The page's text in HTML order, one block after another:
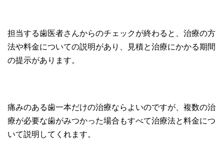
担当する歯医者さんからのチェックが終わると、治療の方
法や料金についての説明があり、見積と治療にかかる期間
の提示があります。
痛みのある歯一本だけの治療ならよいのですが、複数の治
療が必要な歯がみつかった場合もすべて治療法と料金につ
いて説明してくれます。